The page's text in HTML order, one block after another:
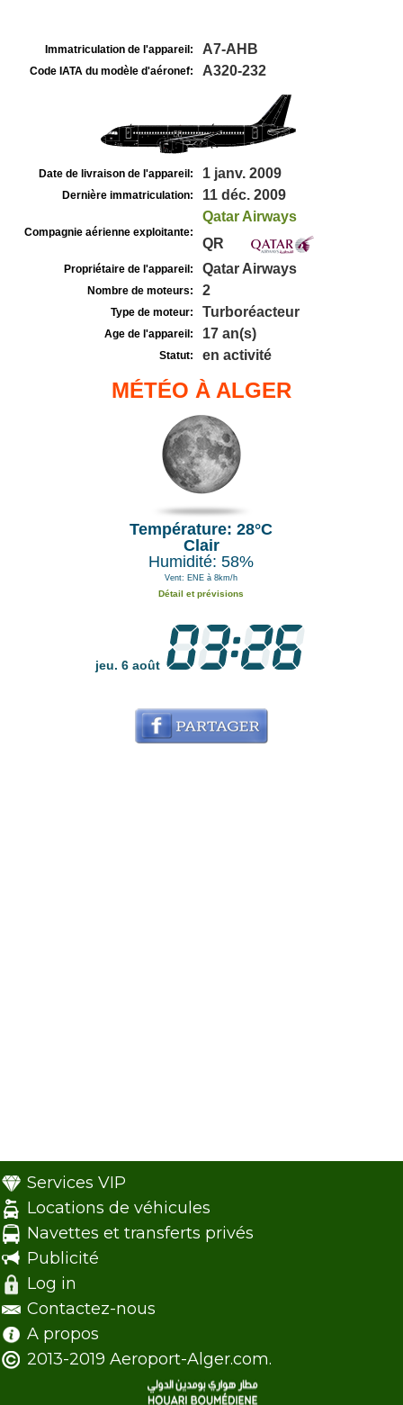
Immatriculation de l'appareil: A7-AHB
Code IATA du modèle d'aéronef: A320-232
Date de livraison de l'appareil: 1 janv. 2009
Dernière immatriculation: 11 déc. 2009
Compagnie aérienne exploitante:
Qatar Airways
QR
Propriétaire de l'appareil: Qatar Airways
Nombre de moteurs: 2
Type de moteur: Turboréacteur
Age de l'appareil: 17 an(s)
Statut: en activité
MÉTÉO À ALGER
Température: 28°C
Clair
Humidité: 58%
Vent: ENE à 8km/h
Détail et prévisions
jeu. 6 août
Services VIP
Locations de véhicules
Navettes et transferts privés
Publicité
Log in
Contactez-nous
A propos
2013-2019 Aeroport-Alger.com.